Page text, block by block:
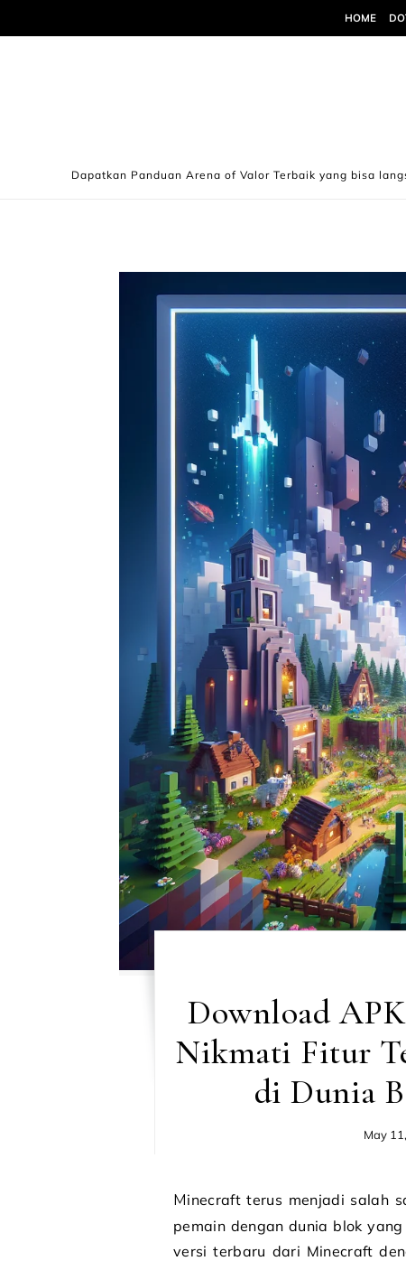
HOME
Dapatkan Panduan Arena of Valor Terbaik yang bisa
Download
Nikmati Fitur
di Dunia
May
Minecraft terus menjadi salah satu game paling populer di dunia, menarik jutaan
pemain dengan dunia blok
versi terbaru dari Minecraft